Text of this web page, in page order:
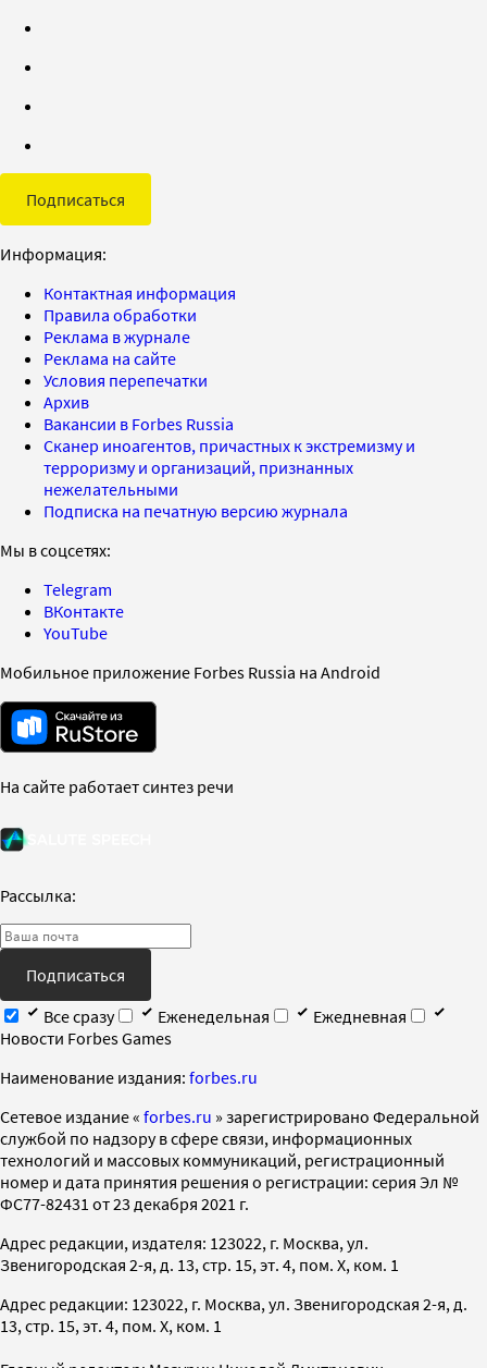
Подписаться
Информация:
Контактная информация
Правила обработки
Реклама в журнале
Реклама на сайте
Условия перепечатки
Архив
Вакансии в Forbes Russia
Сканер иноагентов, причастных к экстремизму и
терроризму и организаций, признанных
нежелательными
Подписка на печатную версию журнала
Мы в соцсетях:
Telegram
ВКонтакте
YouTube
Мобильное приложение Forbes Russia на Android
На сайте работает синтез речи
Рассылка:
Подписаться
Все сразу
Еженедельная
Ежедневная
Новости Forbes Games
Наименование издания: forbes.ru
Cетевое издание « forbes.ru » зарегистрировано Федеральной
службой по надзору в сфере связи, информационных
технологий и массовых коммуникаций, регистрационный
номер и дата принятия решения о регистрации: серия Эл №
ФС77-82431 от 23 декабря 2021 г.
Адрес редакции, издателя: 123022, г. Москва, ул.
Звенигородская 2-я, д. 13, стр. 15, эт. 4, пом. X, ком. 1
Адрес редакции: 123022, г. Москва, ул. Звенигородская 2-я, д.
13, стр. 15, эт. 4, пом. X, ком. 1